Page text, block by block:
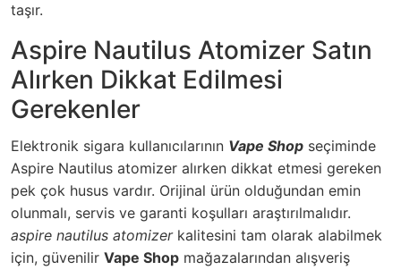
taşır.
Aspire Nautilus Atomizer Satın
Alırken Dikkat Edilmesi
Gerekenler
Elektronik sigara kullanıcılarının Vape Shop seçiminde
Aspire Nautilus atomizer alırken dikkat etmesi gereken
pek çok husus vardır. Orijinal ürün olduğundan emin
olunmalı, servis ve garanti koşulları araştırılmalıdır.
aspire nautilus atomizerkalitesini tam olarak alabilmek
için, güvenilir Vape Shop mağazalarından alışveriş